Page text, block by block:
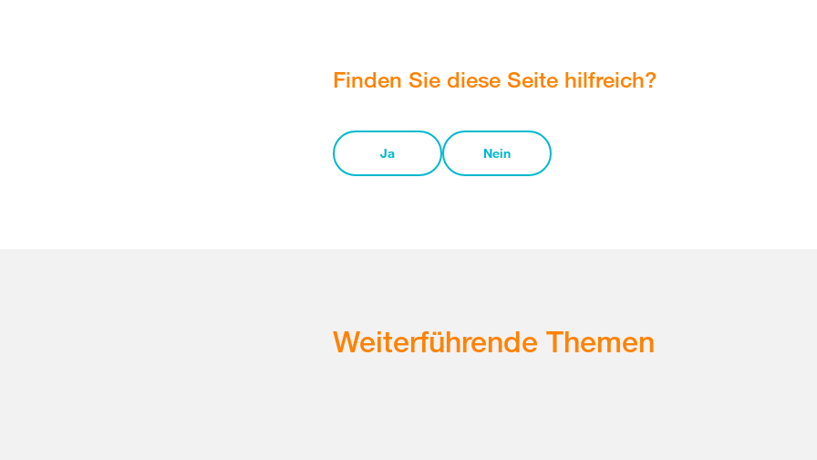
Finden Sie diese Seite hilfreich?
Ja Nein
Weiterführende Themen